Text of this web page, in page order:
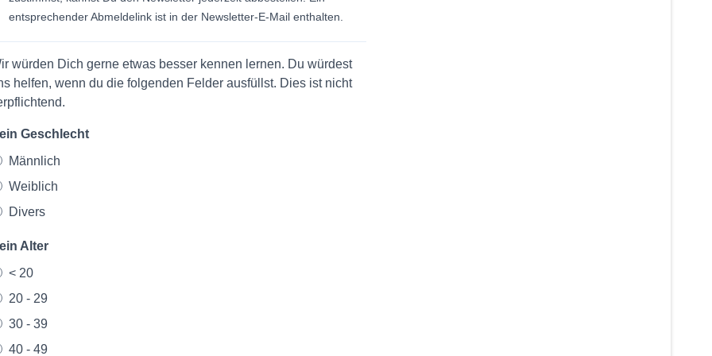
entsprechender Abmeldelink ist in der Newsletter-E-Mail enthalten.
würden Dich gerne etwas besser kennen lernen. Du würdest
helfen, wenn du die folgenden Felder ausfüllst. Dies ist nicht
Geschlecht
Männlich
Weiblich
Divers
Alter
< 20
20 - 29
30 - 39
40 - 49